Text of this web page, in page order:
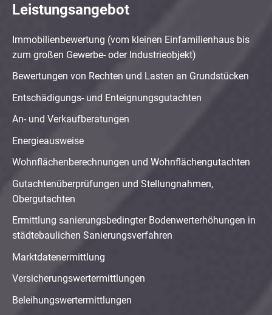
Leistungsangebot
Immobilienbewertung (vom kleinen Einfamilienhaus bis
zum großen Gewerbe- oder Industrieobjekt)
Bewertungen von Rechten und Lasten an Grundstücken
Entschädigungs- und Enteignungsgutachten
An- und Verkaufberatungen
Energieausweise
Wohnflächenberechnungen und Wohnflächengutachten
Gutachtenüberprüfungen und Stellungnahmen,
Obergutachten
Ermittlung sanierungsbedingter Bodenwerterhöhungen in
städtebaulichen Sanierungsverfahren
Marktdatenermittlung
Versicherungswertermittlungen
Beleihungswertermittlungen